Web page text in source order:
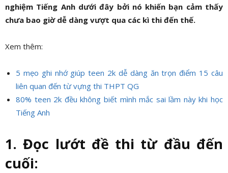
nghiệm Tiếng Anh dưới đây bởi nó khiến bạn cảm thấy
chưa bao giờ dễ dàng vượt qua các kì thi đến thế.
Xem thêm:
5 mẹo ghi nhớ giúp teen 2k dễ dàng ăn trọn điểm 15 câu
liên quan đến từ vựng thi THPT QG
80% teen 2k đều không biết mình mắc sai lầm này khi học
Tiếng Anh
1. Đọc lướt đề thi từ đầu đến
cuối: